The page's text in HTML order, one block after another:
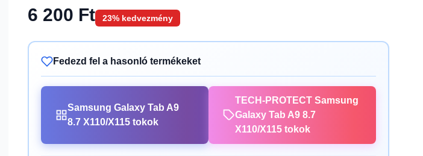
6 200 Ft 23% kedvezmény
Fedezd fel a hasonló termékeket
Samsung Galaxy Tab A9
8.7 X110/X115 tokok
TECH-PROTECT Samsung
Galaxy Tab A9 8.7
X110/X115 tokok